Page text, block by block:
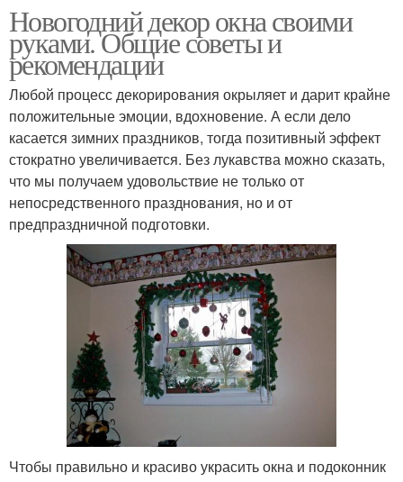
Новогодний декор окна своими
руками. Общие советы и
рекомендации
Любой процесс декорирования окрыляет и дарит крайне
положительные эмоции, вдохновение. А если дело
касается зимних праздников, тогда позитивный эффект
стократно увеличивается. Без лукавства можно сказать,
что мы получаем удовольствие не только от
непосредственного празднования, но и от
предпраздничной подготовки.
Чтобы правильно и красиво украсить окна и подоконник